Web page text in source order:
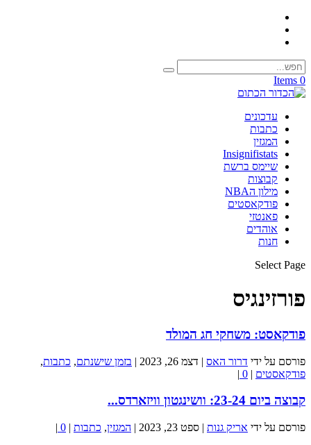
0 Items
עדכונים
כתבות
המגזין
Insignifistats
שיימס ברשת
קבוצות
מילון הNBA
פודקאסטים
פאנטזי
אוהדים
חנות
Select Page
פורזינגיס
פודקאסט: משחקי חג המולד
פורסם על ידי דרור האס | דצמ 26, 2023 | בזמן שישנתם, כתבות,
פודקאסטים |
0
|
קבוצה ביום 23-24: וושינגטון וויזארדס...
פורסם על ידי אריק גנות | ספט 23, 2023 | המגזין, כתבות |
0
|